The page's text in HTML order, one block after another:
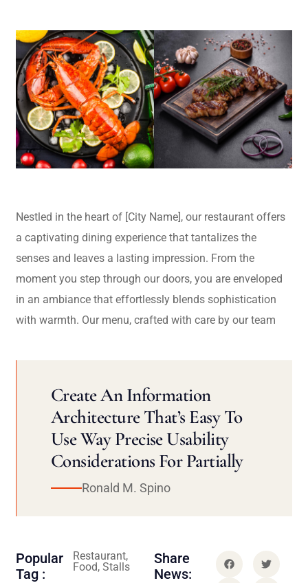
Nestled in the heart of [City Name], our restaurant offers
a captivating dining experience that tantalizes the
senses and leaves a lasting impression. From the
moment you step through our doors, you are enveloped
in an ambiance that effortlessly blends sophistication
with warmth. Our menu, crafted with care by our team
Create An Information
Architecture That’s Easy To
Use Way Precise Usability
Considerations For Partially
Ronald M. Spino
Popular
Tag :
Restaurant,
Food, Stalls
Share
News: